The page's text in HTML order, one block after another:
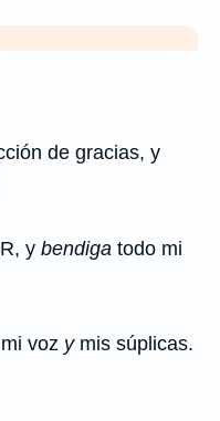
de gracias, y
y bendiga todo mi
voz ymis súplicas.